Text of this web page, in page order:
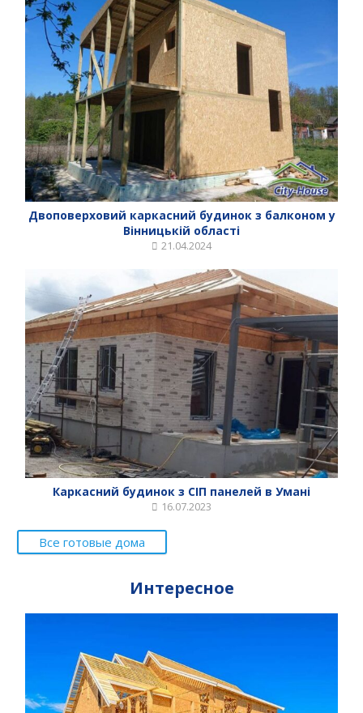
Двоповерховий каркасний будинок з балконом у
Вінницькій області
21.04.2024
Каркасний будинок з СІП панелей в Умані
16.07.2023
Все готовые дома
Интересное